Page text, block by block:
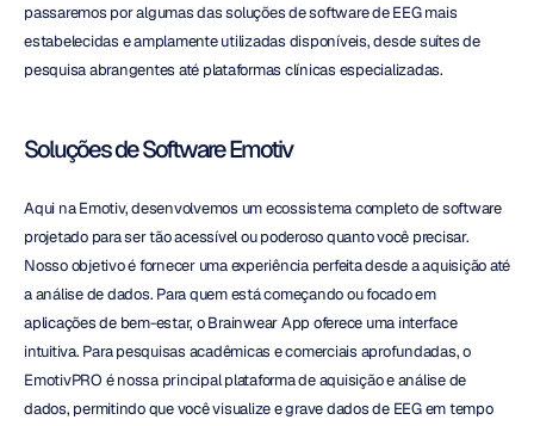
passaremos por algumas das soluções de software de EEG mais
estabelecidas e amplamente utilizadas disponíveis, desde suítes de
pesquisa abrangentes até plataformas clínicas especializadas.
Soluções de Software Emotiv
Aqui na Emotiv, desenvolvemos um ecossistema completo de software
projetado para ser tão acessível ou poderoso quanto você precisar.
Nosso objetivo é fornecer uma experiência perfeita desde a aquisição até
a análise de dados. Para quem está começando ou focado em
aplicações de bem-estar, o Brainwear App oferece uma interface
intuitiva. Para pesquisas acadêmicas e comerciais aprofundadas, o
EmotivPRO é nossa principal plataforma de aquisição e análise de
dados, permitindo que você visualize e grave dados de EEG em tempo